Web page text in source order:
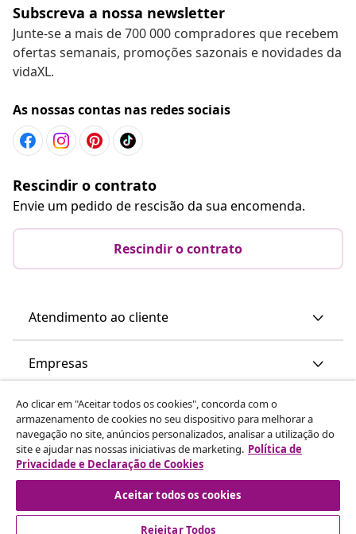
Subscreva a nossa newsletter
Junte-se a mais de 700 000 compradores que recebem
ofertas semanais, promoções sazonais e novidades da
vidaXL.
As nossas contas nas redes sociais
Rescindir o contrato
Envie um pedido de rescisão da sua encomenda.
Rescindir o contrato
Atendimento ao cliente
Empresas
vidaXL
Descubra mais
Ao clicar em "Aceitar todos os cookies", concorda com o
armazenamento de cookies no seu dispositivo para melhorar a
navegação no site, anúncios personalizados, analisar a utilização do
site e ajudar nas nossas iniciativas de marketing. Política de
Privacidade e Declaração de Cookies
Aceitar todos os cookies
Rejeitar Todos